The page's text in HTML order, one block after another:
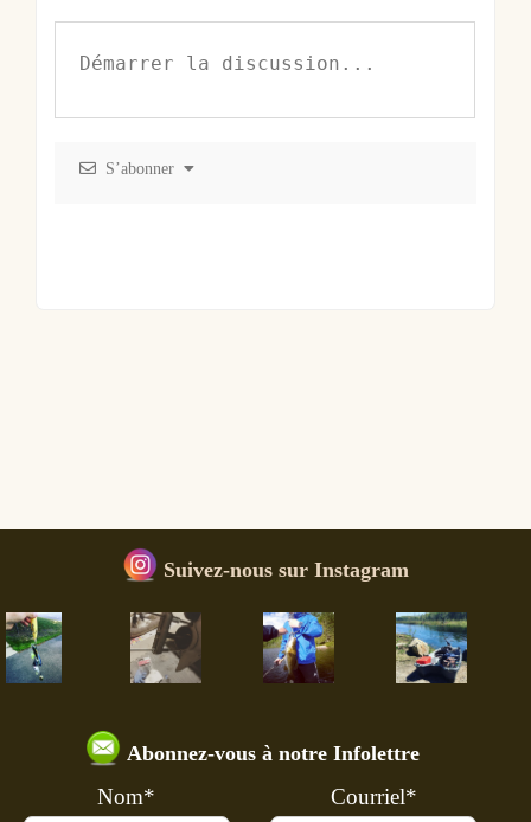
S’abonner
Suivez-nous sur Instagram
Abonnez-vous à notre Infolettre
Nom* Courriel*